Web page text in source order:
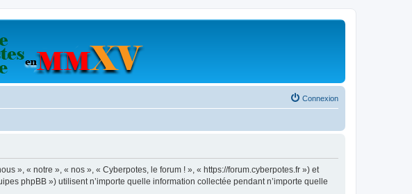
Connexion
», « notre », « nos », « Cyberpotes, le forum ! », « https://forum.cyberpotes.fr ») et
phpBB ») utilisent n’importe quelle information collectée pendant n’importe quelle